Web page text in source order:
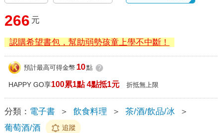
266 元
認購希望書包，幫助弱勢孩童上學不中斷！
預計最高可得金幣 10點 ?
HAPPY GO享100累1點 4點抵1元 折抵無上限
分類： 電子書 ＞ 飲食料理 ＞ 茶/酒/飲品/冰
＞
葡萄酒/酒
追蹤